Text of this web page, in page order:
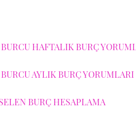
BURCU HAFTALIK BURÇ
BURCU AYLIK BURÇ
BURÇ HESAPLAMA